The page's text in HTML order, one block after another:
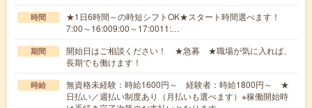
時間
★1日6時間～の時短シフトOK★スタート時間選べます！
7:00～16:009:00～17:0011:…
期間
開始日はご相談ください！ ★急募 ★職場が気に入れば、
長期でも働けます！
時給
無資格未経験：時給1600円～ 経験者：時給1800円～ ★
日払い／週払い制度あり（月払いも選べます）※稼働開始時